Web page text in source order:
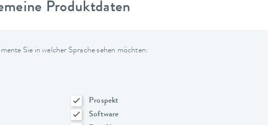
Produktdaten
Sie in welcher Sprache sehen möchten:
Prospekt
Software